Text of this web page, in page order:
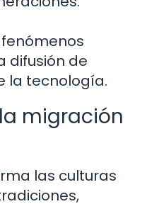
difusión de
la tecnología.
migración
las culturas